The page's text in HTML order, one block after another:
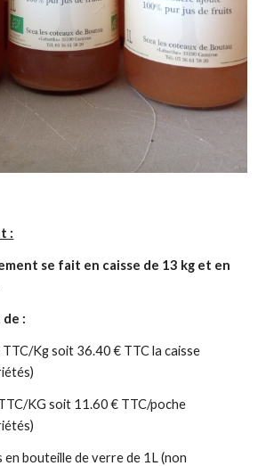
:
se fait en caisse de 13 kg et en
:
Kg soit 36.40 € TTC la caisse
KG soit 11.60 € TTC/poche
en bouteille de verre de 1L (non